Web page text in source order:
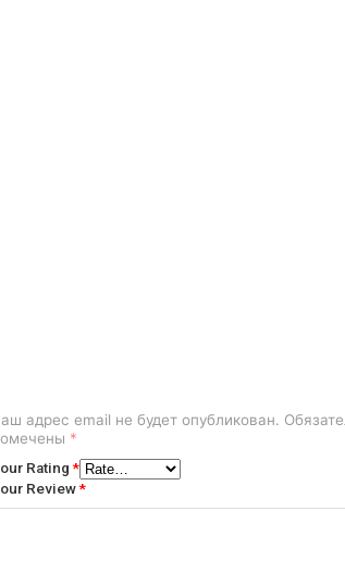
адрес email не будет опубликован.
*
Rating*
Review*